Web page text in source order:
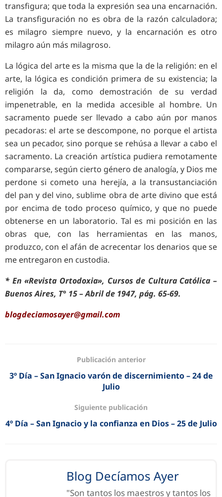
transfigura; que toda la expresión sea una encarnación.
La transfiguración no es obra de la razón calculadora;
es milagro siempre nuevo, y la encarnación es otro
milagro aún más milagroso.
La lógica del arte es la misma que la de la religión: en el
arte, la lógica es condición primera de su existencia; la
religión la da, como demostración de su verdad
impenetrable, en la medida accesible al hombre. Un
sacramento puede ser llevado a cabo aún por manos
pecadoras: el arte se descompone, no porque el artista
sea un pecador, sino porque se rehúsa a llevar a cabo el
sacramento. La creación artística pudiera remotamente
compararse, según cierto género de analogía, y Dios me
perdone si cometo una herejía, a la transustanciación
del pan y del vino, sublime obra de arte divino que está
por encima de todo proceso químico, y que no puede
obtenerse en un laboratorio. Tal es mi posición en las
obras que, con las herramientas en las manos,
produzco, con el afán de acrecentar los denarios que se
me entregaron en custodia.
* En «Revista Ortodoxia», Cursos de Cultura Católica –
Buenos Aires, T° 15 – Abril de 1947, pág. 65-69.
blogdeciamosayer@gmail.com
Publicación anterior
3º Día – San Ignacio varón de discernimiento – 24 de
Julio
Siguiente publicación
4º Día – San Ignacio y la confianza en Dios – 25 de Julio
Blog Decíamos Ayer
"Son tantos los maestros y tantos los